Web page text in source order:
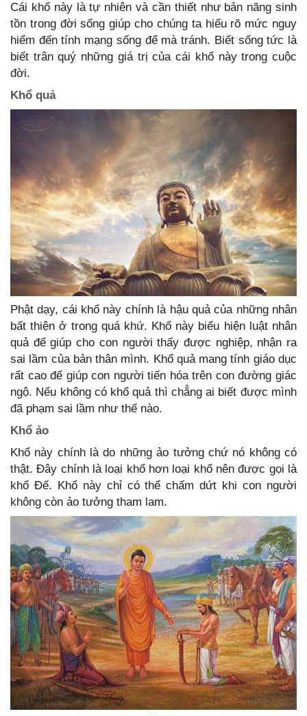
Cái khổ này là tự nhiên và cần thiết như bản năng sinh
tồn trong đời sống giúp cho chúng ta hiểu rõ mức nguy
hiểm đến tính mạng sống để mà tránh. Biết sống tức là
biết trân quý những giá trị của cái khổ này trong cuộc
đời.
Khổ quả
Phật dạy, cái khổ này chính là hậu quả của những nhân
bất thiện ở trong quá khứ. Khổ này biểu hiện luật nhân
quả để giúp cho con người thấy được nghiệp, nhận ra
sai lầm của bản thân mình. Khổ quả mang tính giáo dục
rất cao để giúp con người tiến hóa trên con đường giác
ngộ. Nếu không có khổ quả thì chẳng ai biết được mình
đã phạm sai lầm như thế nào.
Khổ ảo
Khổ này chính là do những ảo tưởng chứ nó không có
thật. Đây chính là loại khổ hơn loại khổ nên được gọi là
khổ Đế. Khổ này chỉ có thể chấm dứt khi con người
không còn ảo tưởng tham lam.